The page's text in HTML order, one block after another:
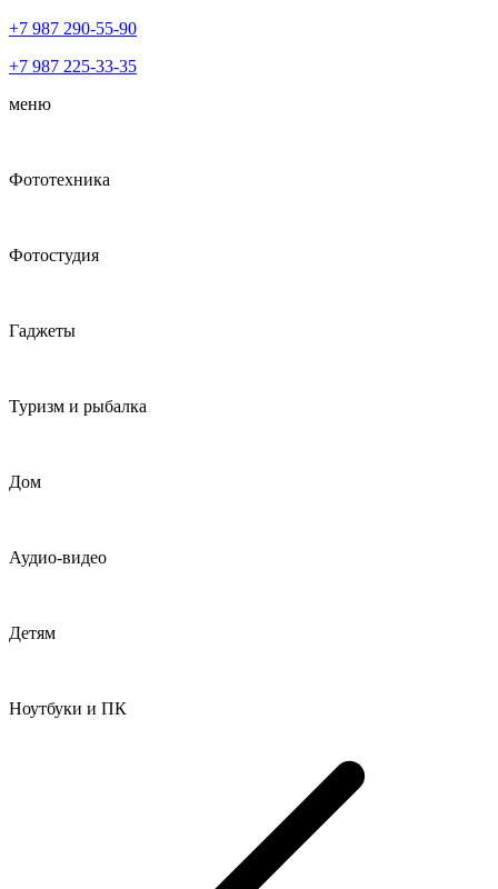
+7 987 290-55-90
+7 987 225-33-35
меню
Фототехника
Фотостудия
Гаджеты
Туризм и рыбалка
Дом
Аудио-видео
Детям
Ноутбуки и ПК